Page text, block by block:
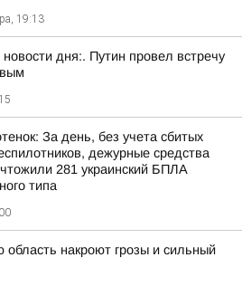
19:13
дня:. Путин провел встречу
За день, без учета сбитых
дежурные средства
281 украинский БПЛА
типа
область накроют грозы и сильный